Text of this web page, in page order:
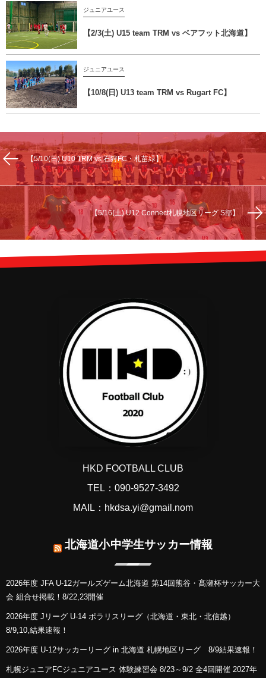
ジュニアユース
【2/3(土) U15 team TRM vs ベアフット北海道】
ジュニアユース
【10/8(日) U13 team TRM vs Rugart FC】
【5/10(日) U10 TRM vs 石狩FC・札苗緑】
【5/16(土) U12 Connect札幌地区リーグ S部】
HKD FOOTBALL CLUB
TEL：090-9527-3492
MAIL：hkdsa.yi@gmail.nom
北海道小中学生サッカー情報
2026年度 JFA U-12ガールズゲーム北海道 第14回熊谷・髙瀬杯サッカー大
会 組合せ掲載！8/22,23開催
2026年度 Jリーグ U-14 ポラリスリーグ（北海道・東北・北信越）
8/9,10,結果速報！
2026年度 U-12サッカーリーグ in 北海道 札幌地区リーグ 8/9結果速報！
札幌ジュニアFCジュニアユース 体験練習会 8/23～9/2 全4回開催 2027年